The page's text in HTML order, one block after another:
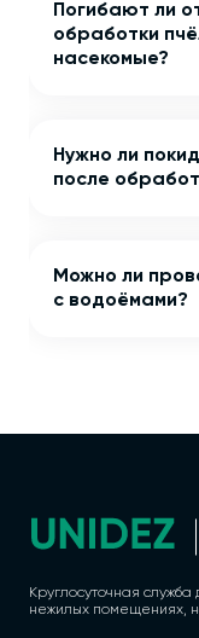
Погибают ли
обработки
насекомые?
Нужно ли
после
Можно ли
с водоёмами?
Круглосуточная
нежилых помещениях,